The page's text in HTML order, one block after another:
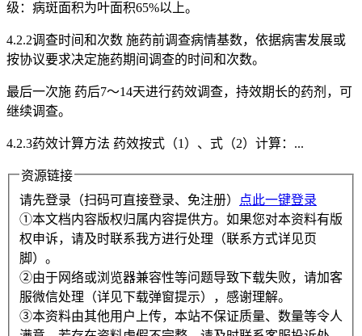
级：病斑面积为叶面积65%以上。
4.2.2调查时间和次数 施药前调查病情基数，依据病害发展或
按协议要求决定施药期间调查的时间和次数。
最后一次施 药后7～14天进行药效调查，持效期长的药剂，可
继续调查。
4.2.3药效计算方法 药效按式（1）、式（2）计算：...
资源链接
请先登录（扫码可直接登录、免注册）
点此一键登录
①本文档内容版权归属内容提供方。如果您对本资料有版
权申诉，请及时联系我方进行处理（联系方式详见页
脚）。
②由于网络或浏览器兼容性等问题导致下载失败，请加客
服微信处理（详见下载弹窗提示），感谢理解。
③本资料由其他用户上传，本站不保证质量、数量等令人